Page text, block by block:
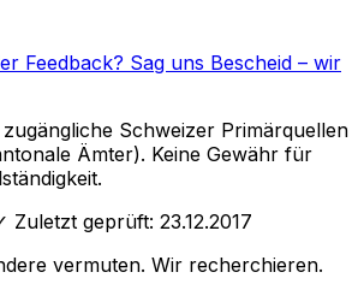
Feedback? Sag uns Bescheid – wir
Schweizer Primärquellen
Ämter). Keine Gewähr für
Zuletzt geprüft: 23.12.2017
vermuten. Wir recherchieren.